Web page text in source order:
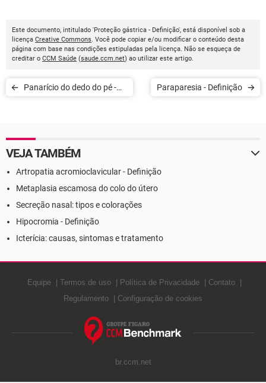
Este documento, intitulado 'Proteção gástrica - Definição', está disponível sob a
licença Creative Commons. Você pode copiar e/ou modificar o conteúdo desta
página com base nas condições estipuladas pela licença. Não se esqueça de
creditar o CCM Saúde (saude.ccm.net) ao utilizar este artigo.
Panarício do dedo do pé -
Paraparesia - Definição
VEJA TAMBÉM
Artropatia acromioclavicular - Definição
Metaplasia escamosa do colo do útero
Secreção nasal: tipos e colorações
Hipocromia - Definição
Icterícia: causas, sintomas e tratamento
Equipe Termos de uso Política de Privacidade
Contato
Regulamento
Configuração de cookies
br.ccm.net